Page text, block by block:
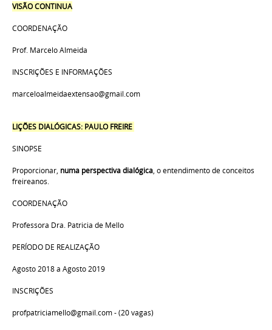
VISÃO CONTINUA
COORDENAÇÃO
Prof. Marcelo Almeida
INSCRIÇÕES E INFORMAÇÕES
marceloalmeidaextensao@gmail.com
LIÇÕES DIALÓGICAS: PAULO FREIRE
SINOPSE
Proporcionar, numa perspectiva dialógica, o entendimento de conceitos
freireanos.
COORDENAÇÃO
Professora Dra. Patricia de Mello
PERÍODO DE REALIZAÇÃO
Agosto 2018 a Agosto 2019
INSCRIÇÕES
profpatriciamello@gmail.com - (20 vagas)